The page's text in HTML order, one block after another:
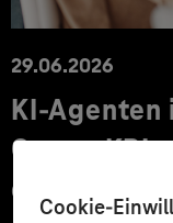
Cookie-
29.06.2026
KI‑Agenten
Cases,
entlang der